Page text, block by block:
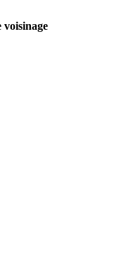
voisinage